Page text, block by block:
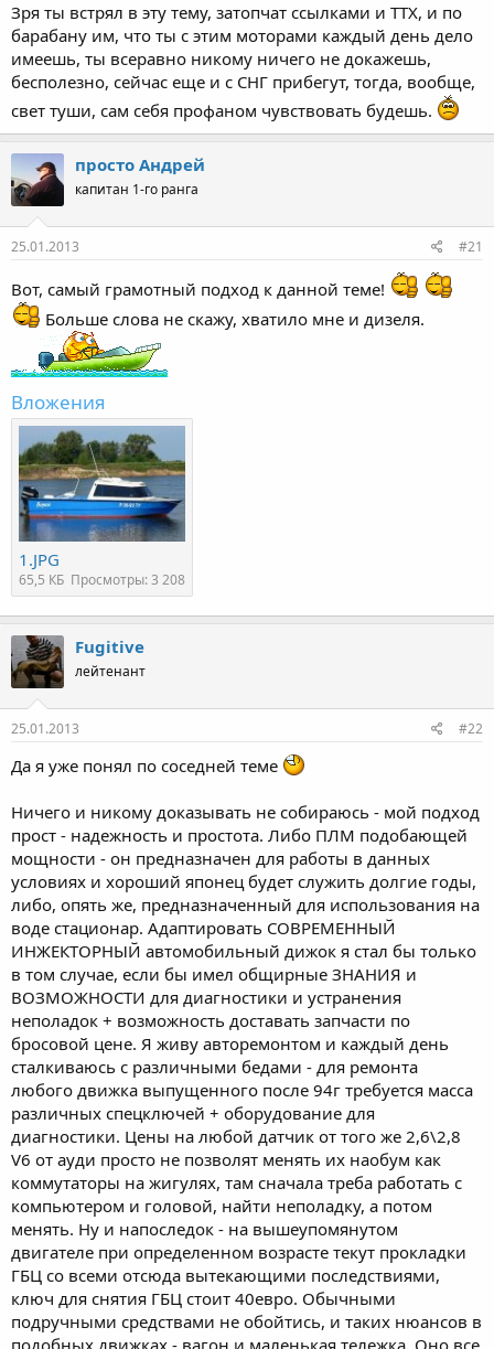
Зря ты встрял в эту тему, затопчат ссылками и ТТХ, и по
барабану им, что ты с этим моторами каждый день дело
имеешь, ты всеравно никому ничего не докажешь,
бесполезно, сейчас еще и с СНГ прибегут, тогда, вообще,
свет туши, сам себя профаном чувствовать будешь.
просто Андрей
капитан 1-го ранга
25.01.2013 #21
Вот, самый грамотный подход к данной теме!
Больше слова не скажу, хватило мне и дизеля.
Вложения
1.JPG
65,5 КБ Просмотры: 3 208
Fugitive
лейтенант
25.01.2013 #22
Да я уже понял по соседней теме
Ничего и никому доказывать не собираюсь - мой подход
прост - надежность и простота. Либо ПЛМ подобающей
мощности - он предназначен для работы в данных
условиях и хороший японец будет служить долгие годы,
либо, опять же, предназначенный для использования на
воде стационар. Адаптировать СОВРЕМЕННЫЙ
ИНЖЕКТОРНЫЙ автомобильный дижок я стал бы только
в том случае, если бы имел общирные ЗНАНИЯ и
ВОЗМОЖНОСТИ для диагностики и устранения
неполадок + возможность доставать запчасти по
бросовой цене. Я живу авторемонтом и каждый день
сталкиваюсь с различными бедами - для ремонта
любого движка выпущенного после 94г требуется масса
различных спецключей + оборудование для
диагностики. Цены на любой датчик от того же 2,6\2,8
V6 от ауди просто не позволят менять их наобум как
коммутаторы на жигулях, там сначала треба работать с
компьютером и головой, найти неполадку, а потом
менять. Ну и напоследок - на вышеупомянутом
двигателе при определенном возрасте текут прокладки
ГБЦ со всеми отсюда вытекающими последствиями,
ключ для снятия ГБЦ стоит 40евро. Обычными
подручными средствами не обойтись, и таких нюансов в
подобных движках - вагон и маленькая тележка. Оно все